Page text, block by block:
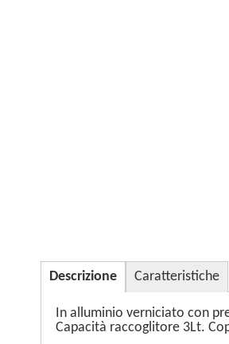
Descrizione Caratteristiche
In alluminio verniciato con
Capacità raccoglitore 3Lt.